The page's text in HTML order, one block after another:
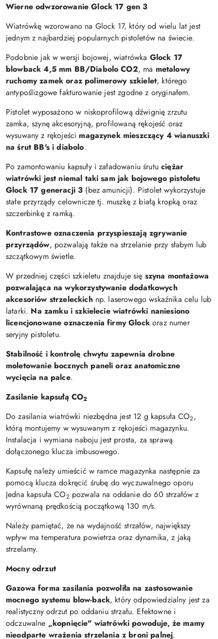
Wierne odwzorowanie Glock 17 gen 3
Wiatrówkę wzorowano na Glock 17, który od wielu lat jest
jednym z najbardziej popularnych pistoletów na świecie.
Podobnie jak w wersji bojowej, wiatrówka Glock 17
blowback 4,5 mm BB/Diabolo CO2, ma metalowy
ruchomy zamek oraz polimerowy szkielet, którego
antypoślizgowe fakturowanie jest zgodne z oryginałem.
Pistolet wyposażono w niskoprofilową dźwignię zrzutu
zamka, szynę akcesoryjną, profilowaną rękojeść oraz
wysuwany z rękojeści magazynek mieszczący 4 wianuszki
na śrut BB's i diabolo.
Po zamontowaniu kapsuły i załadowaniu śrutuciężar
wiatrówki jest niemal taki sam jak bojowego pistoletu
Glock 17 generacji 3 (bez amunicji). Pistolet wykorzystuje
stałe przyrządy celownicze tj. muszkę z białą kropką oraz
szczerbinkę z ramką.
Kontrastowe oznaczenia przyspieszają zgrywanie
przyrządów, pozwalają także na strzelanie przy słabym lub
szczątkowym świetle.
W przedniej części szkieletu znajduje się szyna montażowa
pozwalająca na wykorzystywanie dodatkowych
akcesoriów strzeleckichnp. laserowego wskaźnika celu lub
latarki. Na zamku i szkielecie wiatrówki naniesiono
licencjonowane oznaczenia firmy Glockoraz numer
seryjny pistoletu.
Stabilność i kontrolę chwytu zapewnia drobne
moletowanie bocznych paneli oraz anatomiczne
wycięcia na palce.
Zasilanie kapsułą CO2
Do zasilania wiatrówki niezbędna jest 12 g kapsuła CO2,
którą montujemy w wysuwanym z rękojeści magazynku.
Instalacja i wymiana naboju jest prosta, za sprawą
dołączonego klucza imbusowego.
Kapsułę należy umieścić w ramce magazynka następnie za
pomocą klucza dokręcić śrubę do wyczuwalnego oporu
Jedna kapsuła CO2 pozwala na oddanie do 60 strzałów z
wyrównaną prędkością początkową 130 m/s.
Należy pamiętać, że na wydajność strzałów, największy
wpływ ma temperatura powietrza oraz dynamika, z jaką
strzelamy.
Mocny odrzut
Gazowa forma zasilania pozwoliła na zastosowanie
mocnego systemu blow-back, który odpowiedzialny jest za
realistyczny odrzut po oddaniu strzału. Efektowne i
odczuwalne „kopnięcie" wiatrówki powoduje, że mamy
nieodparte wrażenia strzelania z broni palnej.